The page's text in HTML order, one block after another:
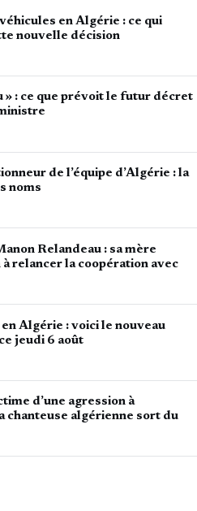
en Algérie : ce qui
nouvelle décision
» : ce que prévoit le futur décret
de l’équipe d’Algérie : la
noms
Relandeau : sa mère
relancer la coopération avec
en Algérie : voici le nouveau
jeudi 6 août
d’une agression à
chanteuse algérienne sort du